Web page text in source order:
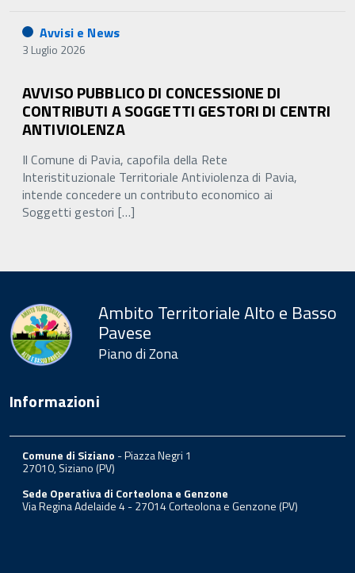
Avvisi e News
3 Luglio 2026
AVVISO PUBBLICO DI CONCESSIONE DI
CONTRIBUTI A SOGGETTI GESTORI DI CENTRI
ANTIVIOLENZA
Il Comune di Pavia, capofila della Rete
Interistituzionale Territoriale Antiviolenza di Pavia,
intende concedere un contributo economico ai
Soggetti gestori […]
Ambito Territoriale Alto e Basso
Pavese
Piano di Zona
Informazioni
Comune di Siziano - Piazza Negri 1
27010, Siziano (PV)
Sede Operativa di Corteolona e Genzone
Via Regina Adelaide 4 - 27014 Corteolona e Genzone (PV)